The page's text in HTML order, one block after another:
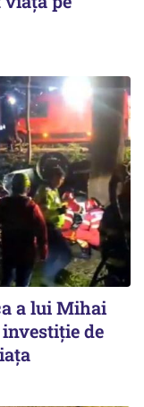
a lui Mihai
investiție de